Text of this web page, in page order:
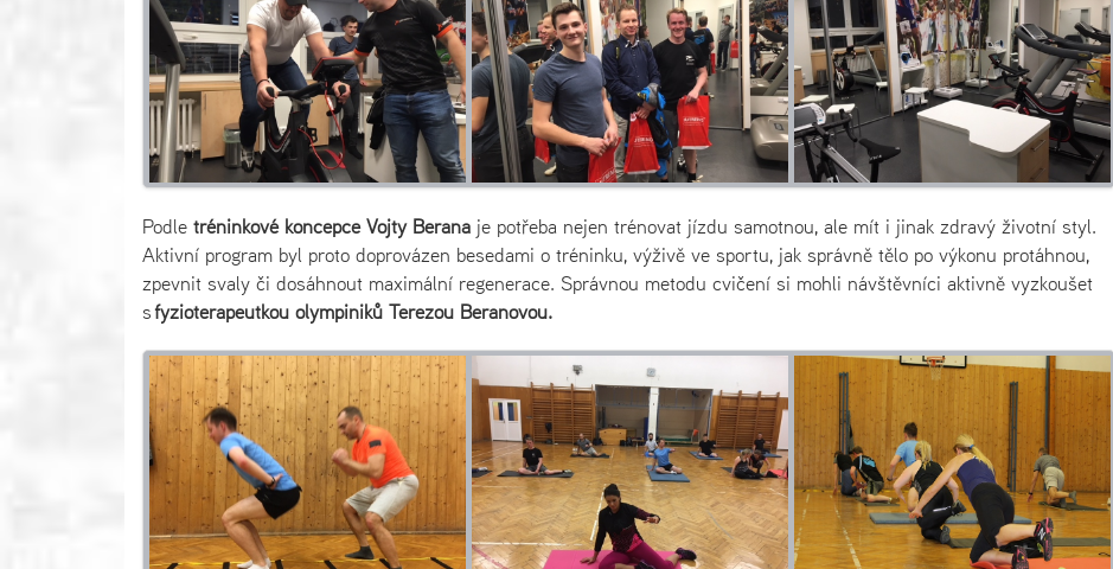
Podle tréninkové koncepce Vojty Beranaje potřeba nejen trénovat jízdu samotnou, ale mít i jinak zdravý životní styl.
Aktivní program byl proto doprovázen besedami o tréninku, výživě ve sportu, jak správně tělo po výkonu protáhnou,
zpevnit svaly či dosáhnout maximální regenerace. Správnou metodu cvičení si mohli návštěvníci aktivně vyzkoušet
sfyzioterapeutkou olympiniků Terezou Beranovou.